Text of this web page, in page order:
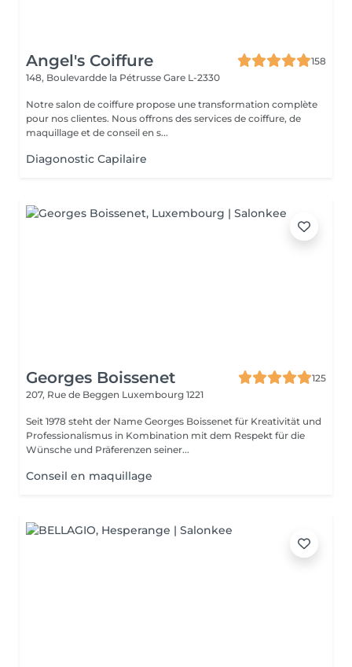
Angel's Coiffure
158
148, Boulevardde la Pétrusse Gare L-2330
Notre salon de coiffure propose une transformation complète
pour nos clientes. Nous offrons des services de coiffure, de
maquillage et de conseil en s...
Diagonostic Capilaire
Georges Boissenet
125
207, Rue de Beggen Luxembourg 1221
Seit 1978 steht der Name Georges Boissenet für Kreativität und
Professionalismus in Kombination mit dem Respekt für die
Wünsche und Präferenzen seiner...
Conseil en maquillage